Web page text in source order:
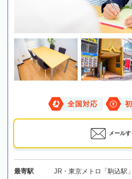
全国対応
メールす
最寄駅 JR・東京メトロ「駒込駅